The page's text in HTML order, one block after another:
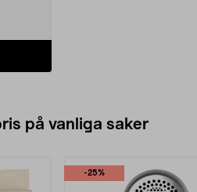
på vanliga saker
-25%